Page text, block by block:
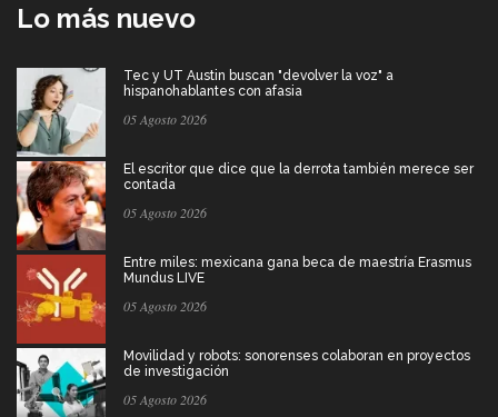
Lo más nuevo
Tec y UT Austin buscan "devolver la voz" a
hispanohablantes con afasia
05 Agosto 2026
El escritor que dice que la derrota también merece ser
contada
05 Agosto 2026
Entre miles: mexicana gana beca de maestría Erasmus
Mundus LIVE
05 Agosto 2026
Movilidad y robots: sonorenses colaboran en proyectos
de investigación
05 Agosto 2026